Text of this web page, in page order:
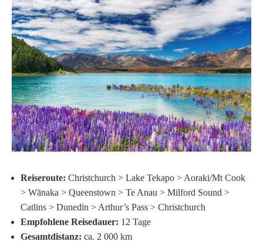
Reiseroute: Christchurch > Lake Tekapo > Aoraki/Mt Cook
> Wānaka > Queenstown > Te Anau > Milford Sound >
Catlins > Dunedin > Arthur’s Pass > Christchurch
Empfohlene Reisedauer: 12 Tage
Gesamtdistanz: ca. 2 000 km